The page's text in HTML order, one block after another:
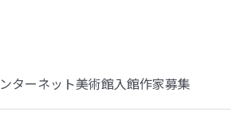
ターネット美術館入館作家募集